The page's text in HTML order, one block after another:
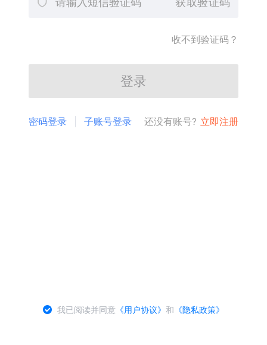
收不到验证码？
登录
密码登录 子账号登录 还没有账号? 立即注册
我已阅读并同意 《用户协议》和 《隐私政策》